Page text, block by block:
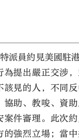
派員約見美國駐
為提出嚴正交涉
該見的人，不同
助、教唆、資助
案件審理。此次
強烈立場；當中